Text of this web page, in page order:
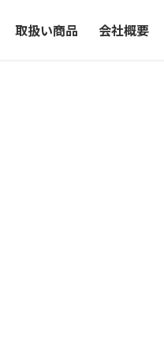
取扱い商品 会社概要